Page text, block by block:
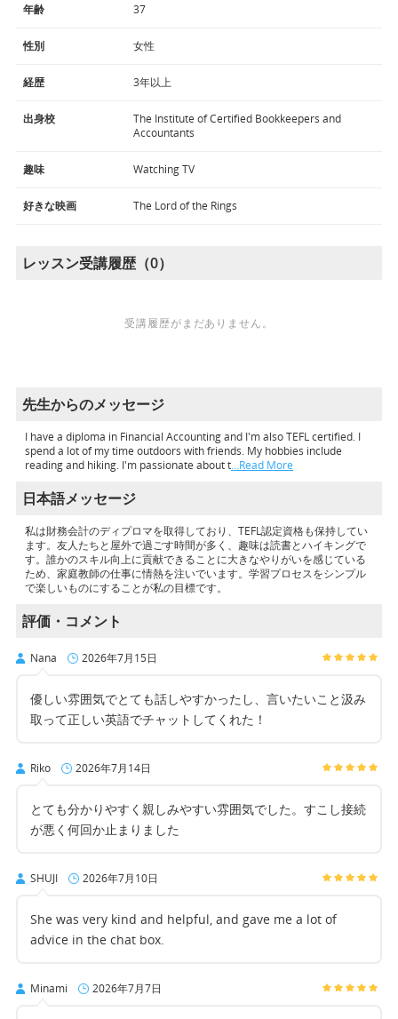
年齢 37
性別 女性
経歴 3年以上
出身校
The Institute of Certified Bookkeepers and
Accountants
趣味 Watching TV
好きな映画 The Lord of the Rings
レッスン受講履歴（0）
受講履歴がまだありません。
先生からのメッセージ
I have a diploma in Financial Accounting and I'm also TEFL certified. I
spend a lot of my time outdoors with friends. My hobbies include
reading and hiking. I'm passionate about t…Read More
日本語メッセージ
私は財務会計のディプロマを取得しており、TEFL認定資格も保持してい
ます。友人たちと屋外で過ごす時間が多く、趣味は読書とハイキングで
す。誰かのスキル向上に貢献できることに大きなやりがいを感じている
ため、家庭教師の仕事に情熱を注いでいます。学習プロセスをシンプル
で楽しいものにすることが私の目標です。
評価・コメント
Nana 2026年7月15日
優しい雰囲気でとても話しやすかったし、言いたいこと汲み
取って正しい英語でチャットしてくれた！
Riko 2026年7月14日
とても分かりやすく親しみやすい雰囲気でした。すこし接続
が悪く何回か止まりました
SHUJI 2026年7月10日
She was very kind and helpful, and gave me a lot of
advice in the chat box.
Minami 2026年7月7日